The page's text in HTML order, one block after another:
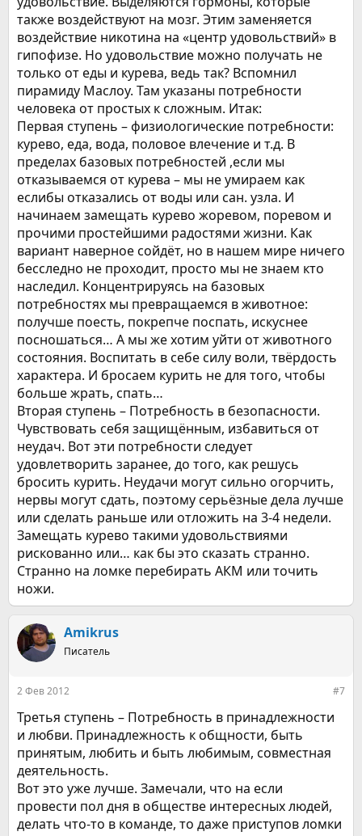
также воздействуют на мозг. Этим заменяется
воздействие никотина на «центр удовольствий» в
гипофизе. Но удовольствие можно получать не
только от еды и курева, ведь так? Вспомнил
пирамиду Маслоу. Там указаны потребности
человека от простых к сложным. Итак:
Первая ступень – физиологические потребности:
курево, еда, вода, половое влечение и т.д. В
пределах базовых потребностей ,если мы
отказываемся от курева – мы не умираем как
еслибы отказались от воды или сан. узла. И
начинаем замещать курево жоревом, поревом и
прочими простейшими радостями жизни. Как
вариант наверное сойдёт, но в нашем мире ничего
бесследно не проходит, просто мы не знаем кто
наследил. Концентрируясь на базовых
потребностях мы превращаемся в животное:
получше поесть, покрепче поспать, искуснее
посношаться… А мы же хотим уйти от животного
состояния. Воспитать в себе силу воли, твёрдость
характера. И бросаем курить не для того, чтобы
больше жрать, спать…
Вторая ступень – Потребность в безопасности.
Чувствовать себя защищённым, избавиться от
неудач. Вот эти потребности следует
удовлетворить заранее, до того, как решусь
бросить курить. Неудачи могут сильно огорчить,
нервы могут сдать, поэтому серьёзные дела лучше
или сделать раньше или отложить на 3-4 недели.
Замещать курево такими удовольствиями
рискованно или… как бы это сказать странно.
Странно на ломке перебирать АКМ или точить
ножи.
Amikrus
Писатель
2 Фев 2012 #7
Третья ступень – Потребность в принадлежности
и любви. Принадлежность к общности, быть
принятым, любить и быть любимым, совместная
деятельность.
Вот это уже лучше. Замечали, что на если
провести пол дня в обществе интересных людей,
делать что-то в команде, то даже приступов ломки